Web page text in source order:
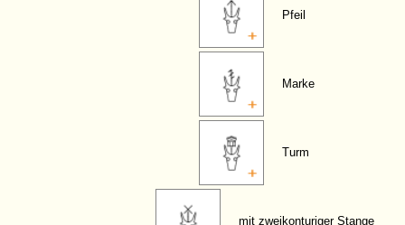
Pfeil
Marke
Turm
mit zweikonturiger Stange